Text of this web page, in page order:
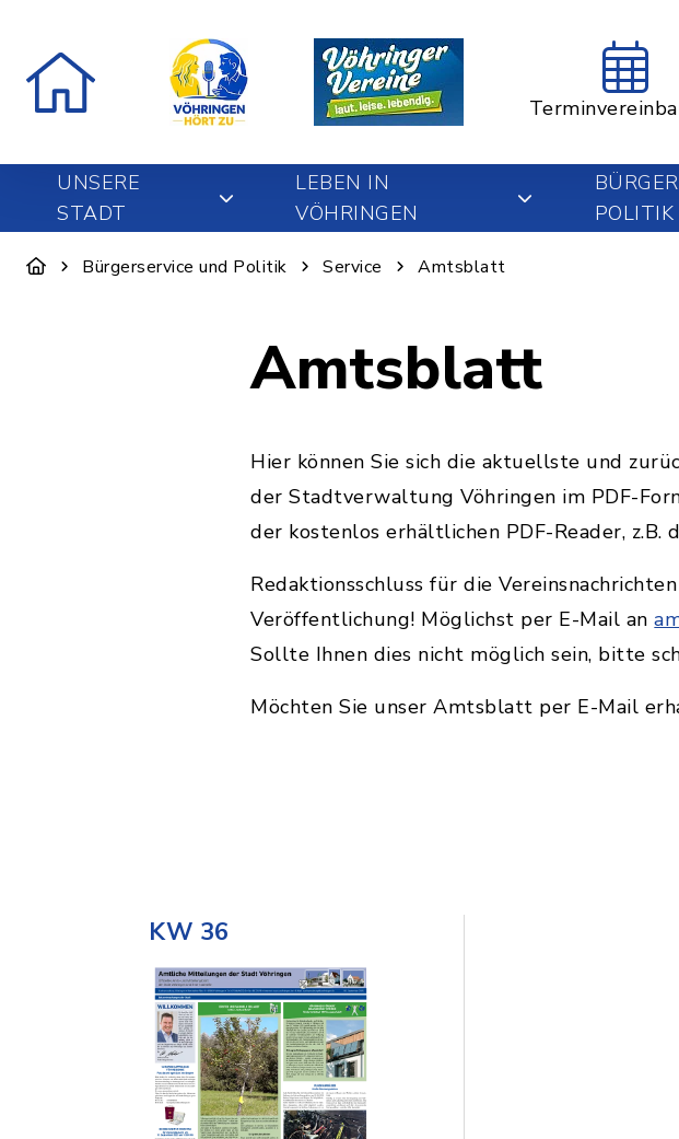
UNSERE
STADT
LEBEN IN
VÖHRINGEN
POLITIK
Bürgerservice und Politik Service Amtsblatt
Amtsblatt
Hier können Sie sich die aktuellste und
der Stadtverwaltung Vöhringen im PDF-
der kostenlos erhältlichen PDF-Reader, z.B.
Redaktionsschluss für die
Veröffentlichung! Möglichst per E-Mail an
Sollte Ihnen dies nicht möglich sein, bitte
Möchten Sie unser Amtsblatt per E-Mail
KW 36